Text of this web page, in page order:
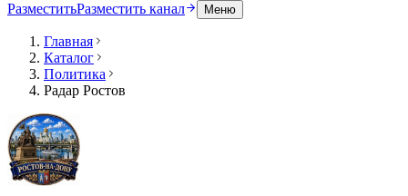
РазместитьРазместить канал Меню
Главная
Каталог
Политика
Радар Ростов